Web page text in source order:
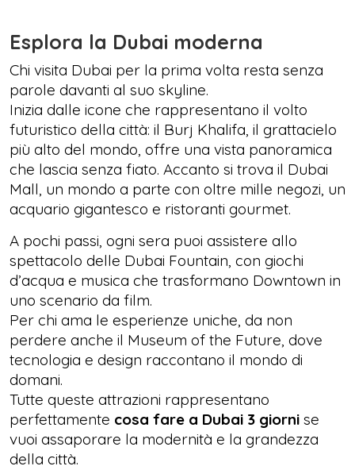
Esplora la Dubai moderna
Chi visita Dubai per la prima volta resta senza
parole davanti al suo skyline.
Inizia dalle icone che rappresentano il volto
futuristico della città: il Burj Khalifa, il grattacielo
più alto del mondo, offre una vista panoramica
che lascia senza fiato. Accanto si trova il Dubai
Mall, un mondo a parte con oltre mille negozi, un
acquario gigantesco e ristoranti gourmet.
A pochi passi, ogni sera puoi assistere allo
spettacolo delle Dubai Fountain, con giochi
d’acqua e musica che trasformano Downtown in
uno scenario da film.
Per chi ama le esperienze uniche, da non
perdere anche il Museum of the Future, dove
tecnologia e design raccontano il mondo di
domani.
Tutte queste attrazioni rappresentano
perfettamente cosa fare a Dubai 3 giorni se
vuoi assaporare la modernità e la grandezza
della città.